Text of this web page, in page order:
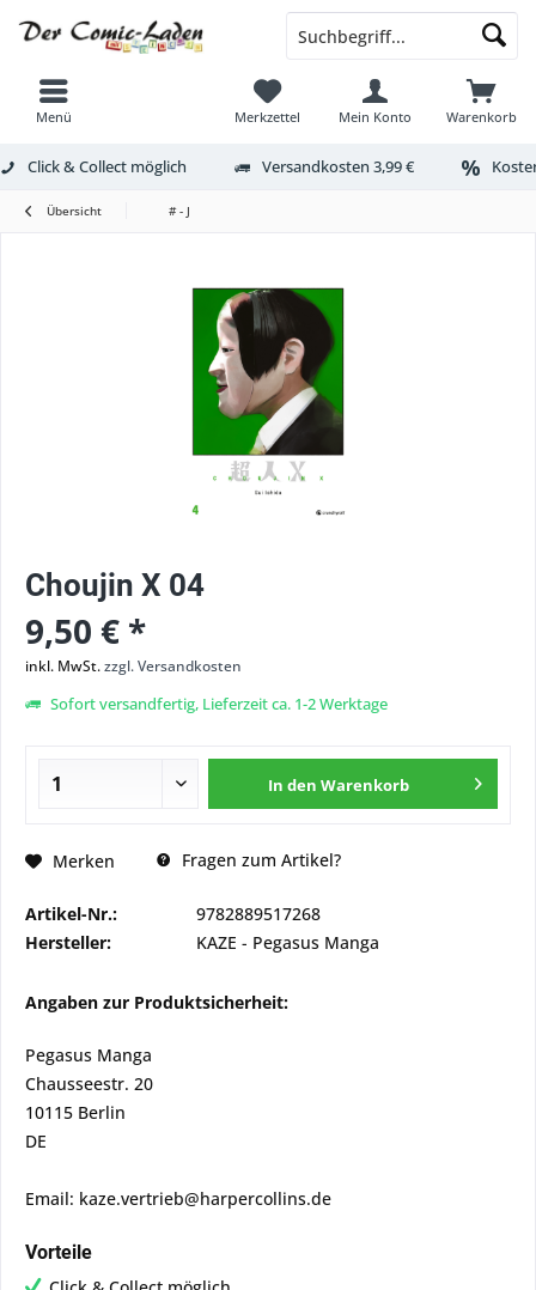
Menü Warenkorb
Merkzettel Mein Konto
Click & Collect möglich Versandkosten 3,99 €
Übersicht # - J
Choujin X 04
9,50 € *
inkl. MwSt.zzgl. Versandkosten
Sofort versandfertig, Lieferzeit ca. 1-2 Werktage
In den Warenkorb
Merken Fragen zum Artikel?
Artikel-Nr.:
9782889517268
Hersteller:
KAZE - Pegasus Manga
Angaben zur Produktsicherheit:
Pegasus Manga
Chausseestr. 20
10115 Berlin
DE
Email: kaze.vertrieb@harpercollins.de
Vorteile